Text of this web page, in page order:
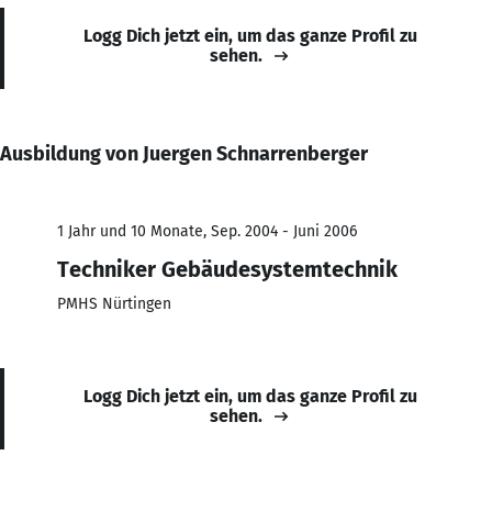
Logg Dich jetzt ein, um das ganze Profil zu
sehen.
Ausbildung von Juergen Schnarrenberger
1 Jahr und 10 Monate, Sep. 2004 - Juni 2006
Techniker Gebäudesystemtechnik
PMHS Nürtingen
Logg Dich jetzt ein, um das ganze Profil zu
sehen.